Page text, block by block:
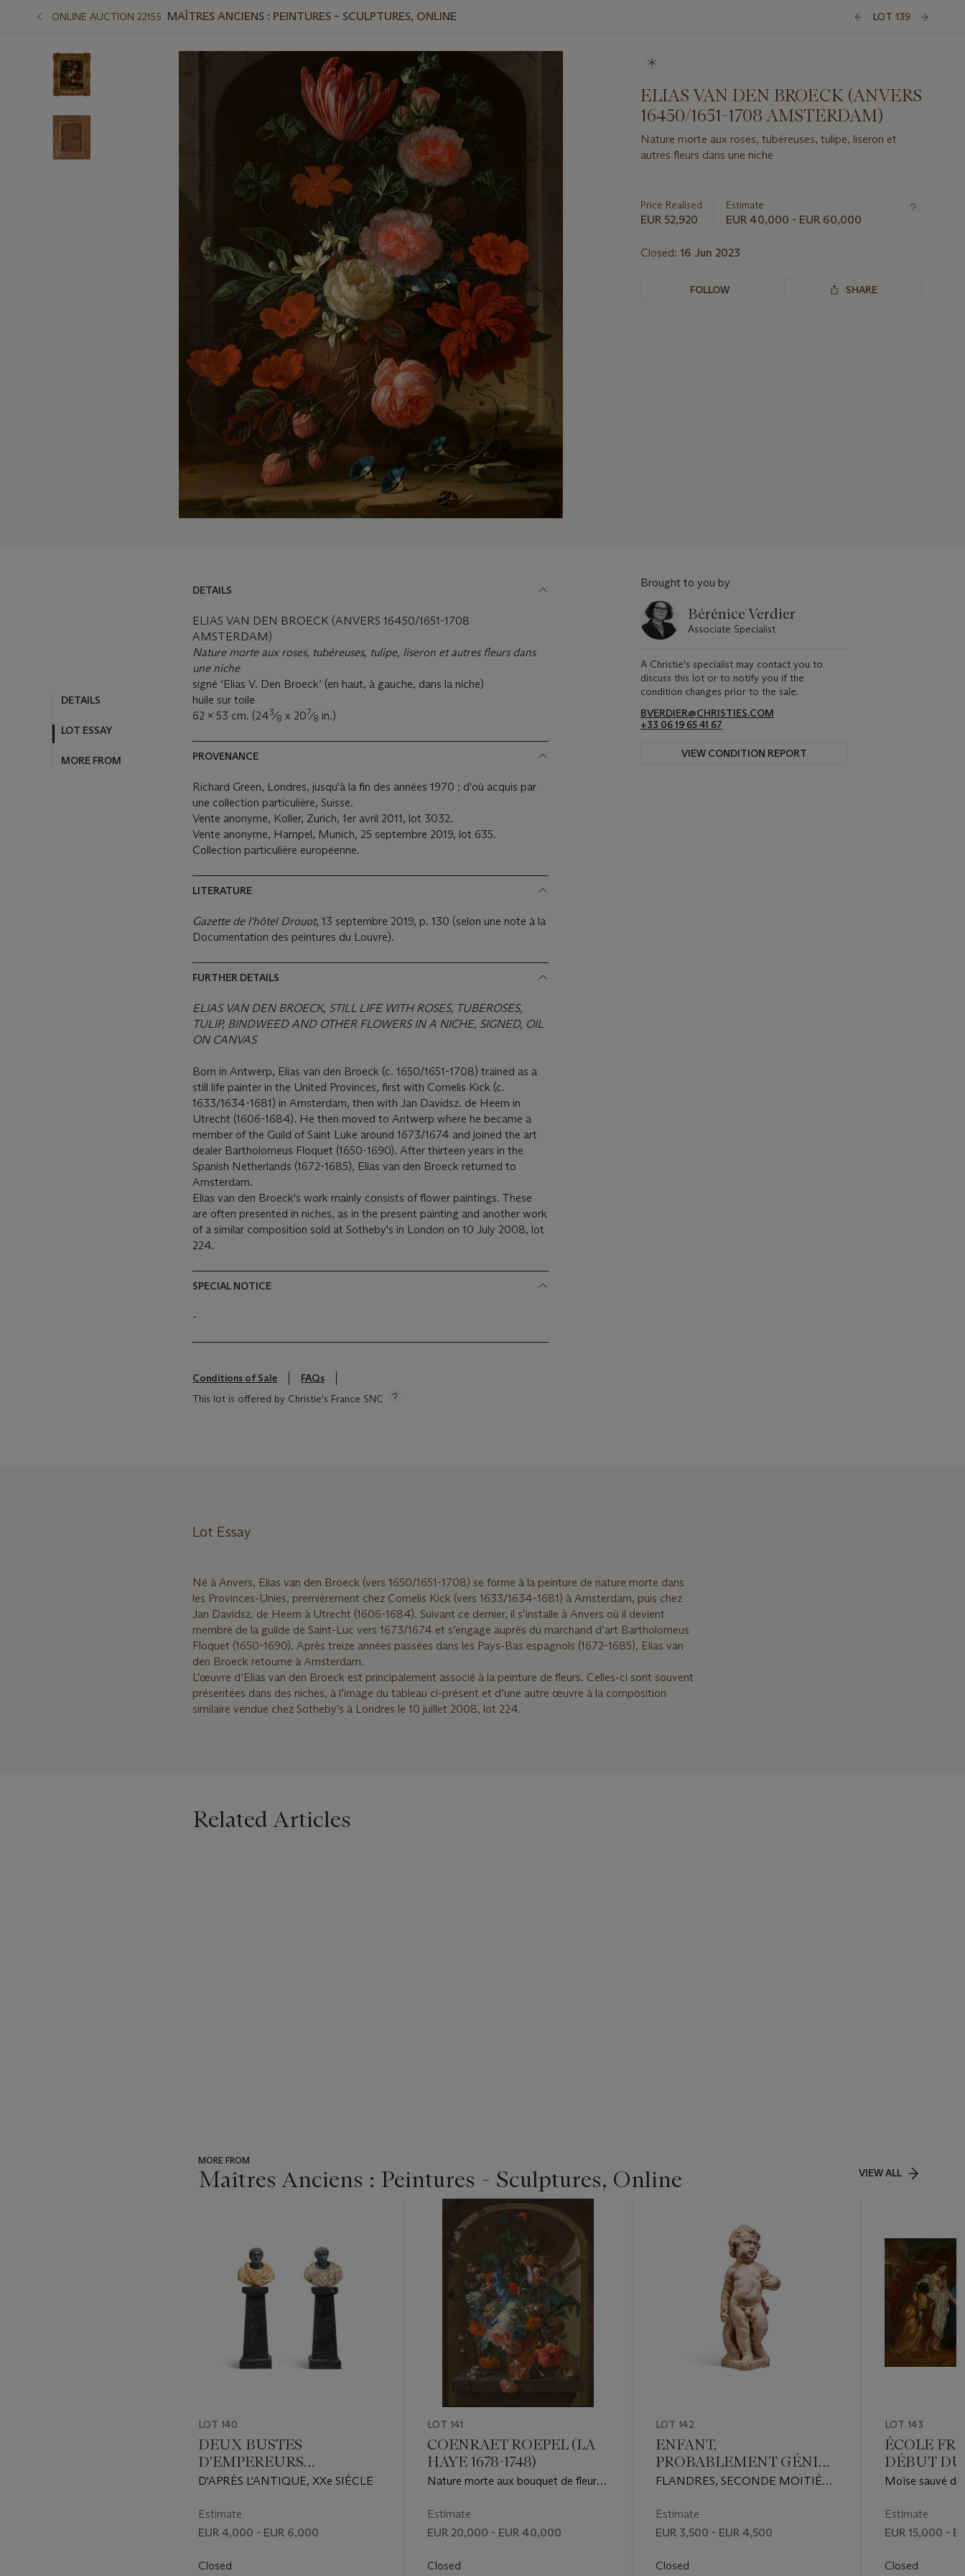
ONLINE AUCTION 22155 MAÎTRES ANCIENS : PEINTURES – SCULPTURES, ONLINE LOT 139
ELIAS VAN DEN BROECK (ANVERS
16450/1651-1708 AMSTERDAM)
Nature morte aux roses, tubéreuses, tulipe, liseron et
autres fleurs dans une niche
about
this
Price Realised
EUR 52,920
Estimate
EUR 40,000 - EUR 60,000
Closed: 16 Jun 2023
FOLLOW SHARE
DETAILS
LOT ESSAY
MORE FROM
DETAILS
ELIAS VAN DEN BROECK (ANVERS 16450/1651-1708
AMSTERDAM)
Nature morte aux roses, tubéreuses, tulipe, liseron et autres fleurs dans
une niche
signé ‘Elias V. Den Broeck’ (en haut, à gauche, dans la niche)
huile sur toile
62 x 53 cm. (243⁄8 x 207⁄8 in.)
PROVENANCE
Richard Green, Londres, jusqu'à la fin des années 1970 ; d'où acquis par
une collection particulière, Suisse.
Vente anonyme, Koller, Zurich, 1er avril 2011, lot 3032.
Vente anonyme, Hampel, Munich, 25 septembre 2019, lot 635.
Collection particulière européenne.
LITERATURE
Gazette de l'hôtel Drouot, 13 septembre 2019, p. 130 (selon une note à la
Documentation des peintures du Louvre).
FURTHER DETAILS
ELIAS VAN DEN BROECK, STILL LIFE WITH ROSES, TUBEROSES,
TULIP, BINDWEED AND OTHER FLOWERS IN A NICHE, SIGNED, OIL
ON CANVAS
Born in Antwerp, Elias van den Broeck (c. 1650/1651-1708) trained as a
still life painter in the United Provinces, first with Cornelis Kick (c.
1633/1634-1681) in Amsterdam, then with Jan Davidsz. de Heem in
Utrecht (1606-1684). He then moved to Antwerp where he became a
member of the Guild of Saint Luke around 1673/1674 and joined the art
dealer Bartholomeus Floquet (1650-1690). After thirteen years in the
Spanish Netherlands (1672-1685), Elias van den Broeck returned to
Amsterdam.
Elias van den Broeck's work mainly consists of flower paintings. These
are often presented in niches, as in the present painting and another work
of a similar composition sold at Sotheby's in London on 10 July 2008, lot
224.
SPECIAL NOTICE
-
Conditions of Sale
FAQs
This lot is offered by Christie's France SNC
Brought to you by
Bérénice Verdier
Associate Specialist
A Christie's specialist may contact you to
discuss this lot or to notify you if the
condition changes prior to the sale.
BVERDIER@CHRISTIES.COM
+33 06 19 65 41 67
VIEW CONDITION REPORT
Lot Essay
Né à Anvers, Elias van den Broeck (vers 1650/1651-1708) se forme à la peinture de nature morte dans
les Provinces-Unies, premièrement chez Cornelis Kick (vers 1633/1634-1681) à Amsterdam, puis chez
Jan Davidsz. de Heem à Utrecht (1606-1684). Suivant ce dernier, il s’installe à Anvers où il devient
membre de la guilde de Saint-Luc vers 1673/1674 et s’engage auprès du marchand d’art Bartholomeus
Floquet (1650-1690). Après treize années passées dans les Pays-Bas espagnols (1672-1685), Elias van
den Broeck retourne à Amsterdam.
L’œuvre d’Elias van den Broeck est principalement associé à la peinture de fleurs. Celles-ci sont souvent
présentées dans des niches, à l’image du tableau ci-présent et d’une autre œuvre à la composition
similaire vendue chez Sotheby’s à Londres le 10 juillet 2008, lot 224.
Related Articles
MORE FROM
Maîtres Anciens : Peintures - Sculptures, Online VIEW ALL
LOT 140
DEUX BUSTES
D'EMPEREURS
FORMANT PAIRE
D'APRÈS L'ANTIQUE, XXe SIÈCLE
Estimate
EUR 4,000 - EUR 6,000
Closed
LOT 141
COENRAET ROEPEL (LA
HAYE 1678-1748)
Nature morte aux bouquet de fleurs
Estimate
EUR 20,000 - EUR 40,000
Closed
LOT 142
ENFANT,
PROBABLEMENT GÉNIE
FUNÉRAIRE D’UN
FLANDRES, SECONDE MOITIÉ
SIÈCLE
Estimate
EUR 3,500 - EUR 4,500
Closed
LOT 143
ÉCOLE
DÉBUT
SIÈCLE,
Moïse sauvé
Estimate
EUR 15,000 -
Closed